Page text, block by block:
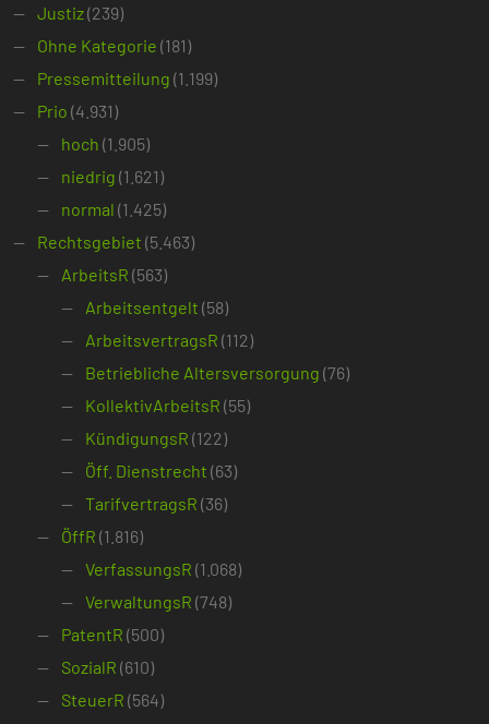
Justiz(239)
Ohne Kategorie (181)
Pressemitteilung (1.199)
Prio (4.931)
hoch (1.905)
niedrig (1.621)
normal (1.425)
Rechtsgebiet (5.463)
ArbeitsR (563)
Arbeitsentgelt (58)
ArbeitsvertragsR (112)
Betriebliche Altersversorgung (76)
KollektivArbeitsR (55)
KündigungsR (122)
Öff. Dienstrecht (63)
TarifvertragsR (36)
ÖffR (1.816)
VerfassungsR (1.068)
VerwaltungsR (748)
PatentR (500)
SozialR (610)
SteuerR (564)